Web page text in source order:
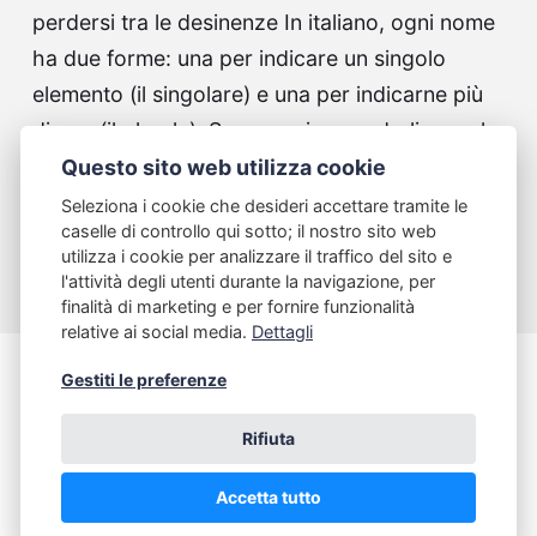
perdersi tra le desinenze In italiano, ogni nome
ha due forme: una per indicare un singolo
elemento (il singolare) e una per indicarne più
di uno (il plurale). Se non sei un madrelingua, la
gestione delle…
Continue reading...
Questo sito web utilizza cookie
Seleziona i cookie che desideri accettare tramite le
caselle di controllo qui sotto; il nostro sito web
utilizza i cookie per analizzare il traffico del sito e
l'attività degli utenti durante la navigazione, per
finalità di marketing e per fornire funzionalità
relative ai social media. Dettagli
Gestiti le preferenze
Rifiuta
Accetta tutto